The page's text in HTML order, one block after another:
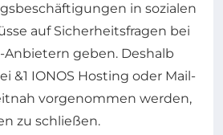
in sozialen
auf Sicherheitsfragen bei
Anbietern geben. Deshalb
&1 IONOS Hosting oder Mail-
vorgenommen werden,
zu schließen.